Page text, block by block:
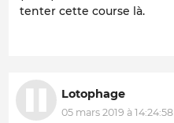
tenter cette course là.
Lotophage
05 mars 2019 à 14:24:58